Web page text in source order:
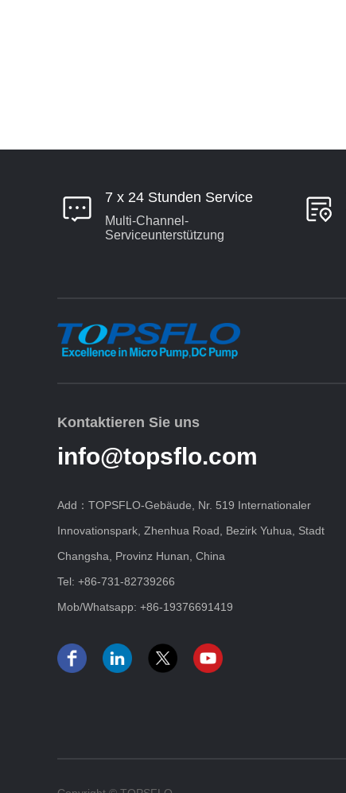
7 x 24 Stunden Service
Multi-Channel-
Serviceunterstützung
Kontaktieren Sie uns
info@topsflo.com
Add：TOPSFLO-Gebäude, Nr. 519 Internationaler
Innovationspark, Zhenhua Road, Bezirk Yuhua, Stadt
Changsha, Provinz Hunan, China
Tel: +86-731-82739266
Mob/Whatsapp: +86-19376691419